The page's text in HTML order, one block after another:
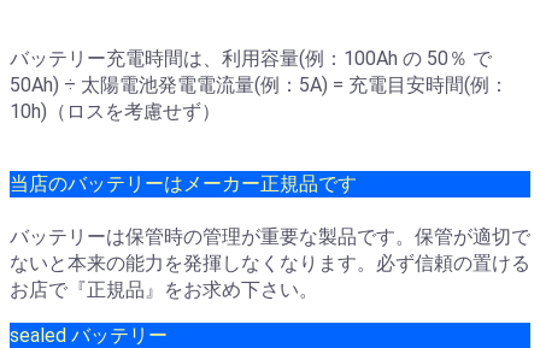
バッテリー充電時間は、利用容量(例：100Ah の 50％ で
50Ah) ÷ 太陽電池発電電流量(例：5A) = 充電目安時間(例：
10h)（ロスを考慮せず）
当店のバッテリーはメーカー正規品です
バッテリーは保管時の管理が重要な製品です。保管が適切で
ないと本来の能力を発揮しなくなります。必ず信頼の置ける
お店で『正規品』をお求め下さい。
sealed バッテリー